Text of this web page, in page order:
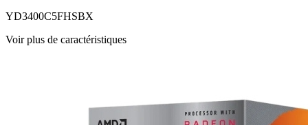
YD3400C5FHSBX
Voir plus de caractéristiques